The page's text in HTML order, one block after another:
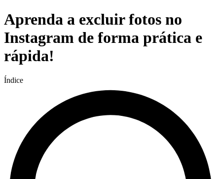
Aprenda a excluir fotos no
Instagram de forma prática e
rápida!
Índice